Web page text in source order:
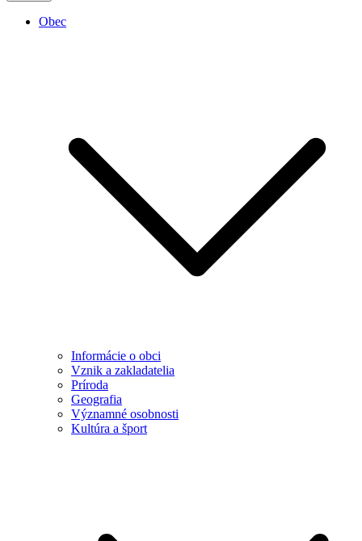
Obec
Informácie o obci
Vznik a zakladatelia
Príroda
Geografia
Významné osobnosti
Kultúra a šport